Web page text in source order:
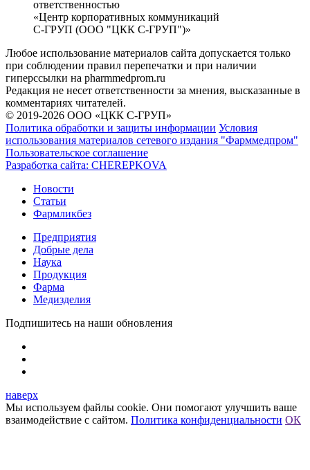
ответственностью
«Центр корпоративных коммуникаций
С-ГРУП (ООО "ЦКК С-ГРУП")»
Любое использование материалов сайта допускается только
при соблюдении правил перепечатки и при наличии
гиперссылки на pharmmedprom.ru
Редакция не несет ответственности за мнения, высказанные в
комментариях читателей.
© 2019-2026 ООО «ЦКК С-ГРУП»
Политика обработки и защиты информации Условия
использования материалов сетевого издания "Фарммедпром"
Пользовательское соглашение
Разработка сайта: CHEREPKOVA
Новости
Статьи
Фармликбез
Предприятия
Добрые дела
Наука
Продукция
Фарма
Медизделия
Подпишитесь на наши обновления
наверх
Мы используем файлы cookie. Они помогают улучшить ваше
взаимодействие с сайтом. Политика конфиденциальности ОК